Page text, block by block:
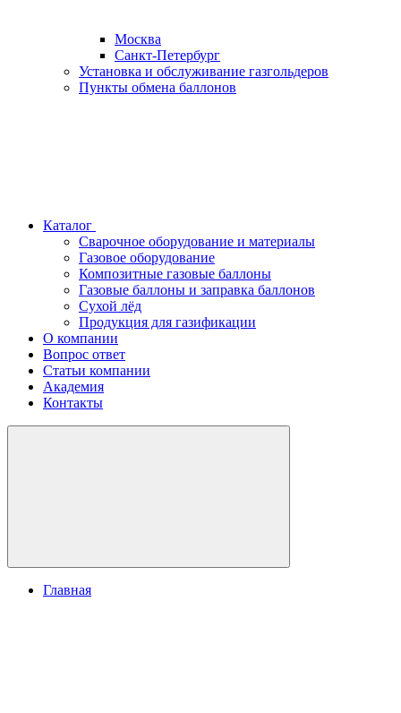
Москва
Санкт-Петербург
Установка и обслуживание газгольдеров
Пункты обмена баллонов
Каталог
Сварочное оборудование и материалы
Газовое оборудование
Композитные газовые баллоны
Газовые баллоны и заправка баллонов
Сухой лёд
Продукция для газификации
О компании
Вопрос ответ
Статьи компании
Академия
Контакты
Главная